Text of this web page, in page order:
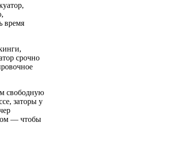
время
срочно
свободную
заторы у
— чтобы